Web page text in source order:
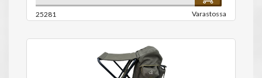
25281 Varastossa